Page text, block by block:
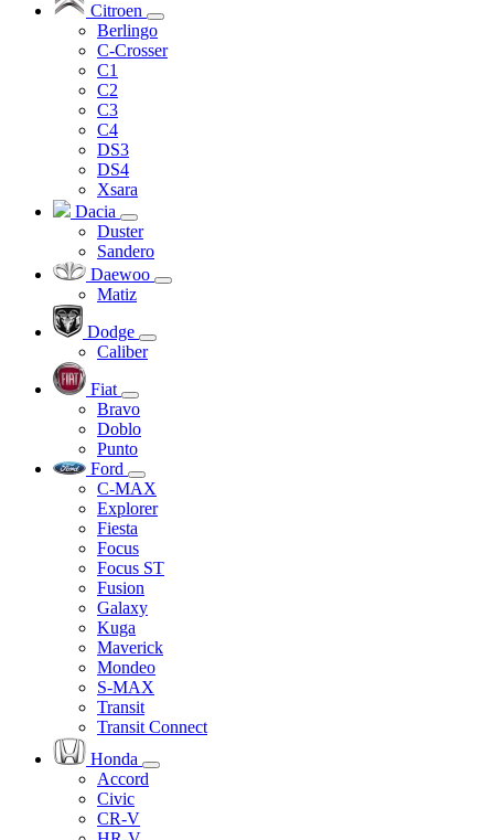
Citroen
Berlingo
C-Crosser
C1
C2
C3
C4
DS3
DS4
Xsara
Dacia
Duster
Sandero
Daewoo
Matiz
Dodge
Caliber
Fiat
Bravo
Doblo
Punto
Ford
C-MAX
Explorer
Fiesta
Focus
Focus ST
Fusion
Galaxy
Kuga
Maverick
Mondeo
S-MAX
Transit
Transit Connect
Honda
Accord
Civic
CR-V